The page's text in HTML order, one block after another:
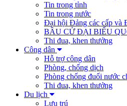
Tin trong tỉnh
Tin trong nước
Đại hội Đảng các cấp và
BẦU CỬ ĐẠI BIỂU
Thi đua, khen thưởng
Công dân
Hỗ trợ công dân
Phòng, chống dịch
Phòng chống đuối nước
Thi đua, khen thưởng
Du lịch
Lưu trú